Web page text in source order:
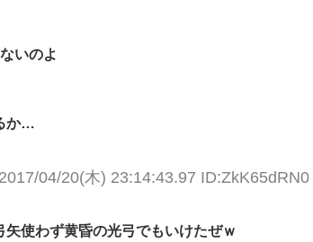
いのよ
か…
2017/04/20(木) 23:14:43.97 ID:ZkK65dRN0
矢使わず黄昏の光弓でもいけたぜｗ